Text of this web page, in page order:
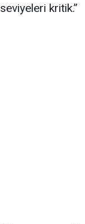
seviyeleri kritik.”